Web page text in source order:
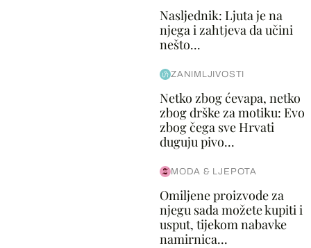
Nasljednik: Ljuta je na
njega i zahtjeva da učini
nešto...
ZANIMLJIVOSTI
Netko zbog ćevapa, netko
zbog drške za motiku: Evo
zbog čega sve Hrvati
duguju pivo...
MODA & LJEPOTA
Omiljene proizvode za
njegu sada možete kupiti i
usput, tijekom nabavke
namirnica...